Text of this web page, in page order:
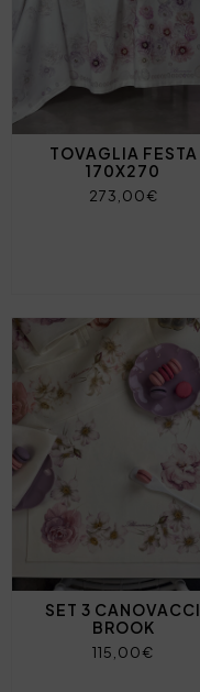
TOVAGLIA FESTA
170X270
273,00€
SET 3 CANOVACCI
BROOK
115,00€